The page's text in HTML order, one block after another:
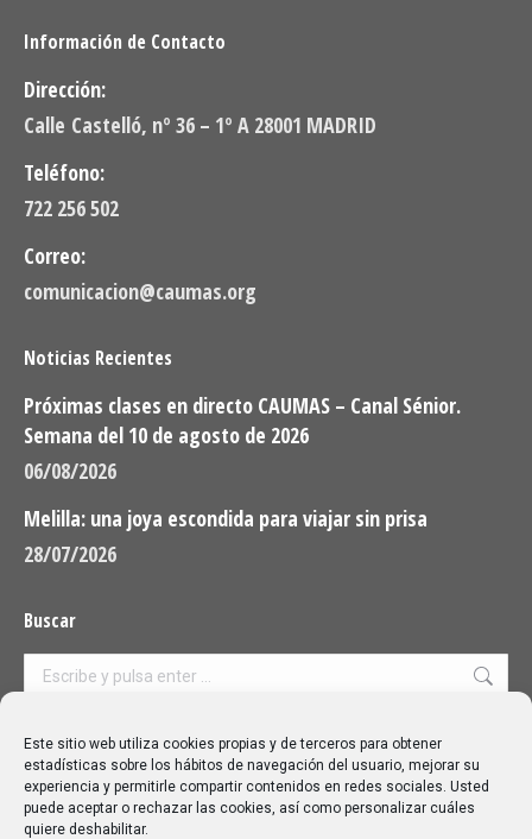
Este sitio web utiliza cookies propias y de terceros para obtener
estadísticas sobre los hábitos de navegación del usuario, mejorar su
experiencia y permitirle compartir contenidos en redes sociales. Usted
puede aceptar o rechazar las cookies, así como personalizar cuáles
quiere deshabilitar.
Información de Contacto
Dirección:
Calle Castelló, nº 36 – 1º A 28001 MADRID
Teléfono:
722 256 502
Correo:
comunicacion@caumas.org
Noticias Recientes
Próximas clases en directo CAUMAS – Canal Sénior.
Semana del 10 de agosto de 2026
06/08/2026
Melilla: una joya escondida para viajar sin prisa
28/07/2026
Buscar
Buscar:
Aviso Legal|Política de privacidad|Política de cookies